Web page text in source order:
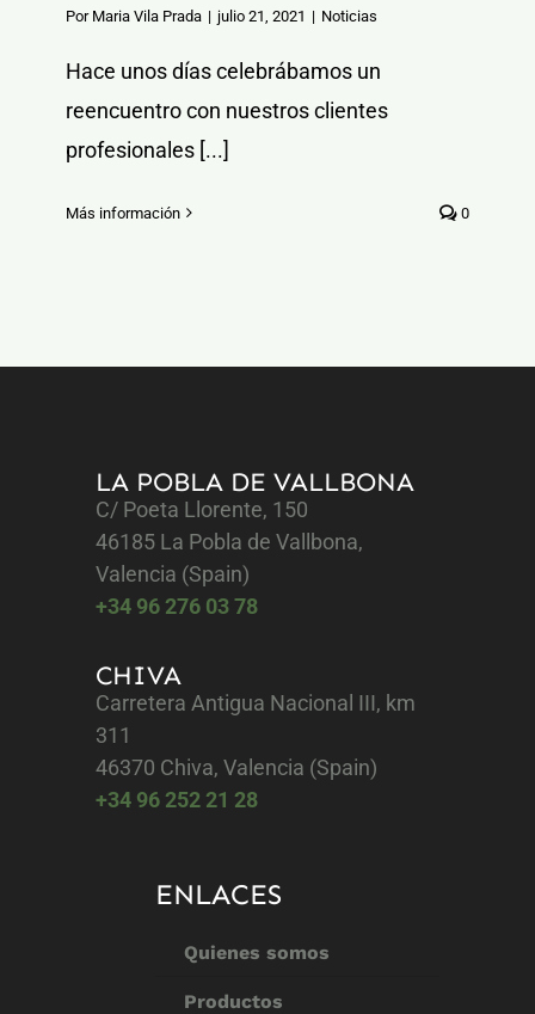
Por Maria Vila Prada | julio 21, 2021 | Noticias
Hace unos días celebrábamos un
reencuentro con nuestros clientes
profesionales [...]
Más información 0
LA POBLA DE VALLBONA
C/ Poeta Llorente, 150
46185 La Pobla de Vallbona,
Valencia (Spain)
+34 96 276 03 78
CHIVA
Carretera Antigua Nacional III, km
311
46370 Chiva, Valencia (Spain)
+34 96 252 21 28
ENLACES
Quienes somos
Productos